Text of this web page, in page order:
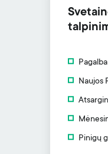
Naujos
Pinigų